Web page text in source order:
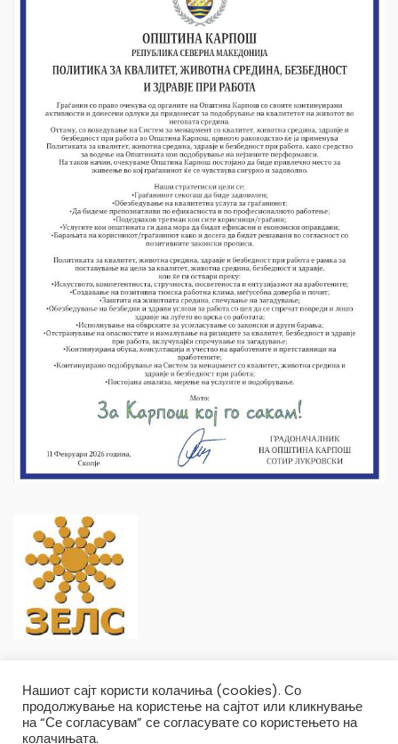
Нашиот сајт користи колачиња (cookies). Со
продолжување на користење на сајтот или кликнување
на “Се согласувам” се согласувате со користењето на
колачињата.